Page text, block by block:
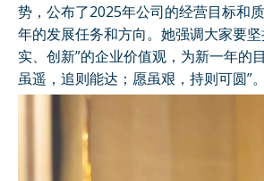
势，公布了2025年公司的经营目标和
年的发展任务和方向。她强调大家要
实、创新”的企业价值观，为新一年的
虽遥，追则能达；愿虽艰，持则可圆”。